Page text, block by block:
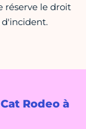
Rodeo à
réserve le droit
d'incident.